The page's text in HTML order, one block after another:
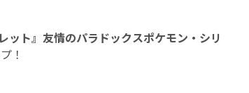
ット』友情のパラドックスポケモン・シリ
！